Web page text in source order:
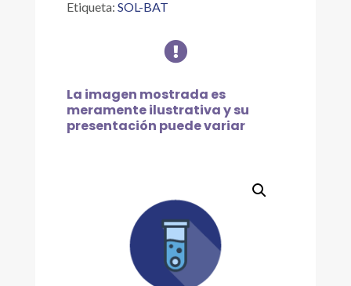
40
Etiqueta: SOL-BAT

La imagen mostrada es
meramente ilustrativa y su
presentación puede variar